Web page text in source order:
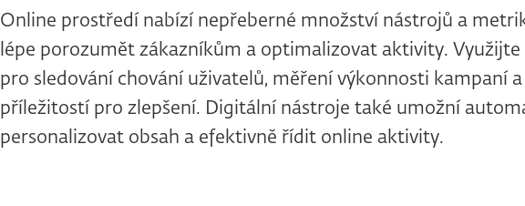
Online prostředí nabízí nepřeberné množství nástrojů a
lépe porozumět zákazníkům a optimalizovat aktivity.
pro sledování chování uživatelů, měření výkonnosti kampaní
příležitostí pro zlepšení. Digitální nástroje také umožní
personalizovat obsah a efektivně řídit online aktivity.